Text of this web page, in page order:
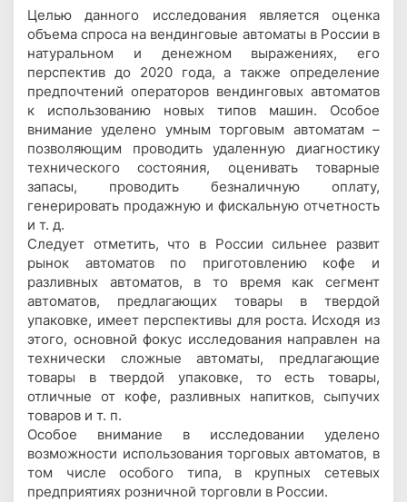
Целью данного исследования является оценка
объема спроса на вендинговые автоматы в России в
натуральном и денежном выражениях, его
перспектив до 2020 года, а также определение
предпочтений операторов вендинговых автоматов
к использованию новых типов машин. Особое
внимание уделено умным торговым автоматам –
позволяющим проводить удаленную диагностику
технического состояния, оценивать товарные
запасы, проводить безналичную оплату,
генерировать продажную и фискальную отчетность
и т. д.
Следует отметить, что в России сильнее развит
рынок автоматов по приготовлению кофе и
разливных автоматов, в то время как сегмент
автоматов, предлагающих товары в твердой
упаковке, имеет перспективы для роста. Исходя из
этого, основной фокус исследования направлен на
технически сложные автоматы, предлагающие
товары в твердой упаковке, то есть товары,
отличные от кофе, разливных напитков, сыпучих
товаров и т. п.
Особое внимание в исследовании уделено
возможности использования торговых автоматов, в
том числе особого типа, в крупных сетевых
предприятиях розничной торговли в России.